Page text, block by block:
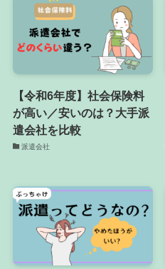
【令和6年度】社会保険料
が高い／安いのは？大手派
遣会社を比較
派遣会社